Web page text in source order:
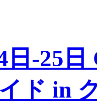
日-25
ド in